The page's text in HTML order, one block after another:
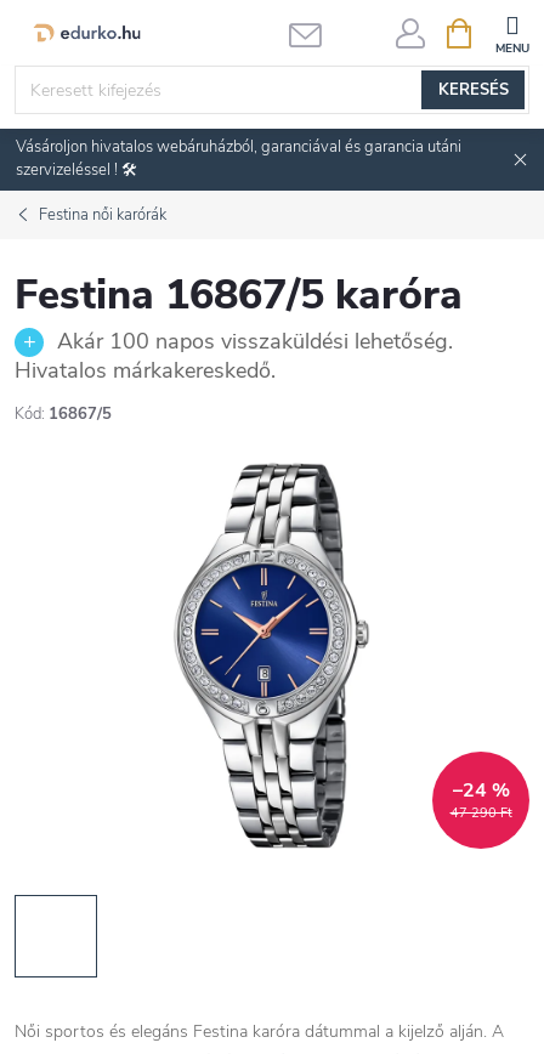
KERESÉS
KOSÁR
Vásároljon hivatalos webáruházból, garanciával és garancia utáni
szervizeléssel ! 🛠️
Festina női karórák
Festina 16867/5 karóra
Akár 100 napos visszaküldési lehetőség.
Hivatalos márkakereskedő.
Kód: 16867/5
47 290 Ft
–24 %
Női sportos és elegáns Festina karóra dátummal a kijelző alján. A